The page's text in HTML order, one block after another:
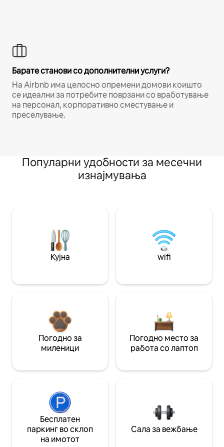
Барате станови со дополнителни услуги?
На Airbnb има целосно опремени домови коишто
се идеални за потребите поврзани со вработување
на персонал, корпоративно сместување и
преселување.
Популарни удобности за месечни
изнајмувања
Кујна wifi
Погодно за
миленици
Погодно место за
работа со лаптоп
Бесплатен
паркинг во склоп
на имотот
Сала за вежбање